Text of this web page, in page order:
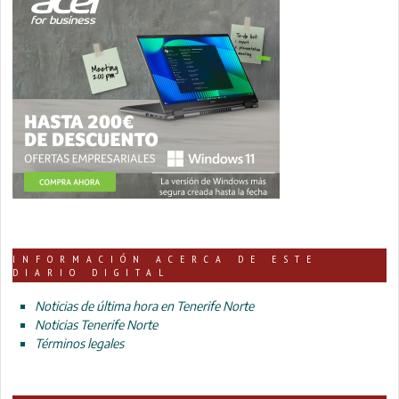
INFORMACIÓN ACERCA DE ESTE
DIARIO DIGITAL
Noticias de última hora en Tenerife Norte
Noticias Tenerife Norte
Términos legales